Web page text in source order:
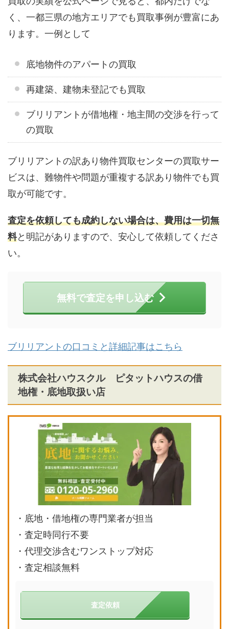
く、一都三県の地方エリアでも買取事例が豊富にあ
ります。一例として
底地物件のアパートの買取
再建築、建物未登記でも買取
ブリリアントが借地権・地主間の交渉を行って
の買取
ブリリアントの訳あり物件買取センターの買取サー
ビスは、難物件や問題が重複する訳あり物件でも買
取が可能です。
査定を依頼しても成約しない場合は、費用は一切無
料と明記がありますので、安心して依頼してくださ
い。
無料で査定を申し込む
ブリリアントの口コミと詳細記事はこちら
株式会社ハウスクル ピタットハウスの借
地権・底地取扱い店
・ 底地・借地権の専門業者が担当
・査定時同行不要
・代理交渉含むワンストップ対応
・査定相談無料
査定依頼